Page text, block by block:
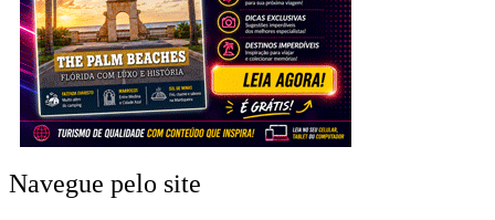
Navegue pelo site